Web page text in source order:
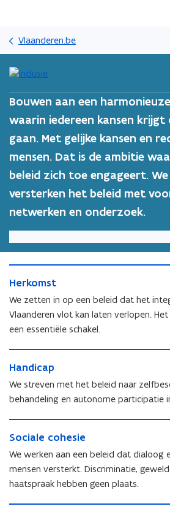
gaan
Vlaanderen.be
Bouwen aan een
waarin iedereen kansen
gaan. Met gelijke kansen en
mensen. Dat is de ambitie
beleid zich toe engageert.
versterken het beleid met
netwerken en onderzoek.
e
r
k
m
s
Herkomst
H
e
r
k
o
m
t
We zetten in op een beleid dat het
Vlaanderen vlot kan laten verlopen.
een essentiële schakel.
a
n
d
c
a
Handicap
H
a
n
d
i
c
a
p
We streven met het beleid naar
behandeling en autonome participatie
o
c
l
e
Sociale cohesie
S
o
i
a
l
We werken aan een beleid dat dialoog
mensen versterkt. Discriminatie,
haatspraak hebben geen plaats.